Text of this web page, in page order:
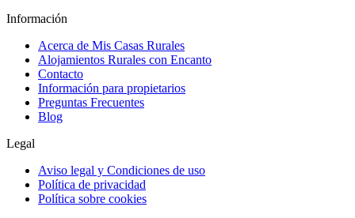
Información
Acerca de Mis Casas Rurales
Alojamientos Rurales con Encanto
Contacto
Información para propietarios
Preguntas Frecuentes
Blog
Legal
Aviso legal y Condiciones de uso
Política de privacidad
Política sobre cookies